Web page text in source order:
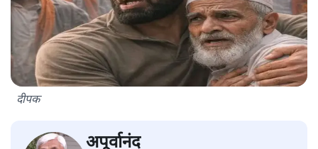
दीपक
अपूर्वानंद